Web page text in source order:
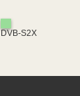
DVB-S2X